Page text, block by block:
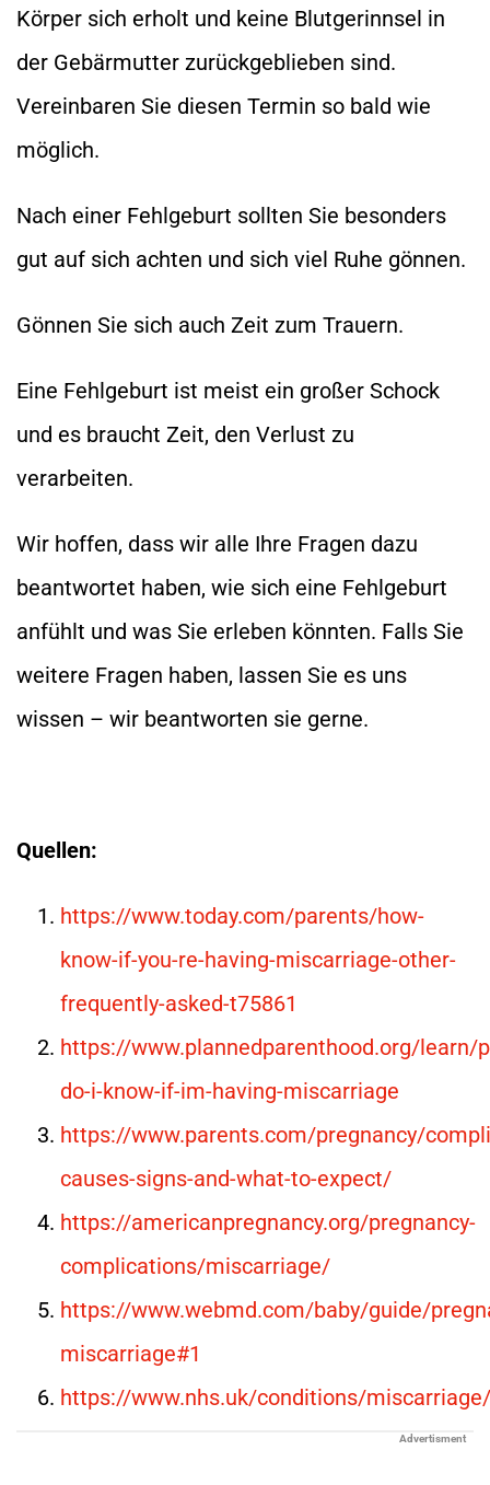
Körper sich erholt und keine Blutgerinnsel in
der Gebärmutter zurückgeblieben sind.
Vereinbaren Sie diesen Termin so bald wie
möglich.
Nach einer Fehlgeburt sollten Sie besonders
gut auf sich achten und sich viel Ruhe gönnen.
Gönnen Sie sich auch Zeit zum Trauern.
Eine Fehlgeburt ist meist ein großer Schock
und es braucht Zeit, den Verlust zu
verarbeiten.
Wir hoffen, dass wir alle Ihre Fragen dazu
beantwortet haben, wie sich eine Fehlgeburt
anfühlt und was Sie erleben könnten. Falls Sie
weitere Fragen haben, lassen Sie es uns
wissen – wir beantworten sie gerne.
Quellen:
https://www.today.com/parents/how-
know-if-you-re-having-miscarriage-other-
frequently-asked-t75861
https://www.plannedparenthood.org/learn/
do-i-know-if-im-having-miscarriage
https://www.parents.com/pregnancy/
causes-signs-and-what-to-expect/
https://americanpregnancy.org/pregnancy-
complications/miscarriage/
https://www.webmd.com/baby/guide/
miscarriage#1
https://www.nhs.uk/conditions/miscarriage/
Advertisment